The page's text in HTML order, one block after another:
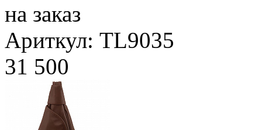
на заказ
Ариткул: TL9035
31 500